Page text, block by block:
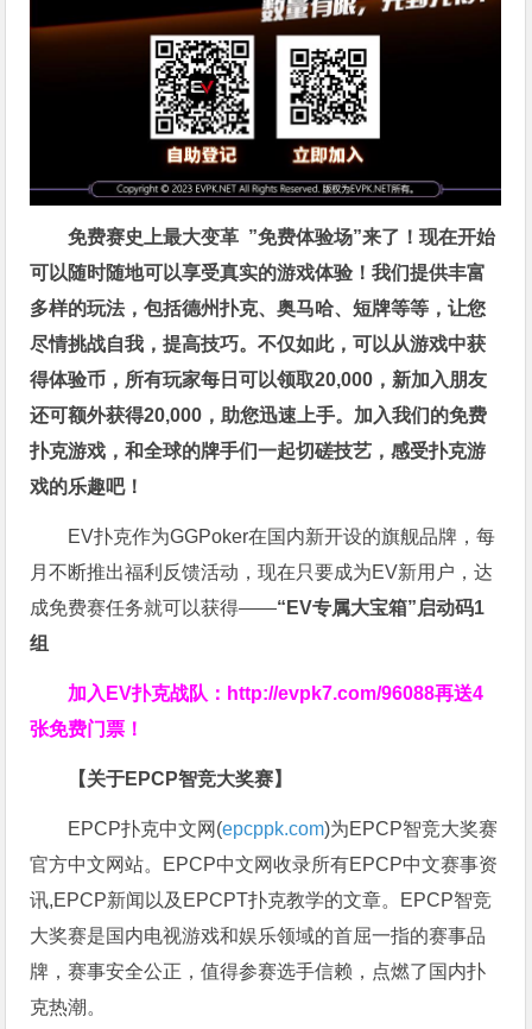
免费赛史上最大变革 ”免费体验场”来了！现在开始
可以随时随地可以享受真实的游戏体验！我们提供丰富
多样的玩法，包括德州扑克、奥马哈、短牌等等，让您
尽情挑战自我，提高技巧。不仅如此，可以从游戏中获
得体验币，所有玩家每日可以领取20,000，新加入朋友
还可额外获得20,000，助您迅速上手。 加入我们的免费
扑克游戏，和全球的牌手们一起切磋技艺，感受扑克游
戏的乐趣吧！
EV扑克作为GGPoker在国内新开设的旗舰品牌，每
月不断推出福利反馈活动，现在只要成为EV新用户，达
成免费赛任务就可以获得——“EV专属大宝箱”启动码1
组
加入EV扑克战队： http://evpk7.com/96088再送4
张免费门票！
【关于EPCP智竞大奖赛】
EPCP扑克中文网(epcppk.com)为EPCP智竞大奖赛
官方中文网站。EPCP中文网收录所有EPCP中文赛事资
讯,EPCP新闻以及EPCPT扑克教学的文章。EPCP智竞
大奖赛是国内电视游戏和娱乐领域的首屈一指的赛事品
牌，赛事安全公正，值得参赛选手信赖，点燃了国内扑
克热潮。